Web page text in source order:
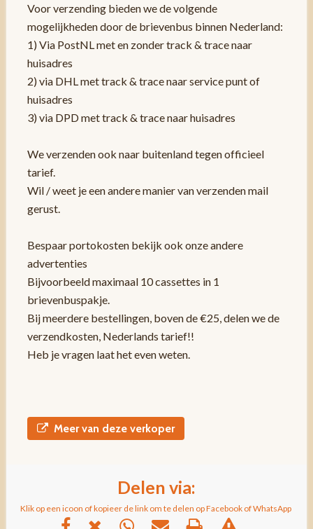
Voor verzending bieden we de volgende
mogelijkheden door de brievenbus binnen Nederland:
1) Via PostNL met en zonder track & trace naar
huisadres
2) via DHL met track & trace naar service punt of
huisadres
3) via DPD met track & trace naar huisadres
We verzenden ook naar buitenland tegen officieel
tarief.
Wil / weet je een andere manier van verzenden mail
gerust.
Bespaar portokosten bekijk ook onze andere
advertenties
Bijvoorbeeld maximaal 10 cassettes in 1
brievenbuspakje.
Bij meerdere bestellingen, boven de €25, delen we de
verzendkosten, Nederlands tarief!!
Heb je vragen laat het even weten.
Meer van deze verkoper
Delen via:
Klik op een icoon of kopieer de link om te delen op Facebook of WhatsApp